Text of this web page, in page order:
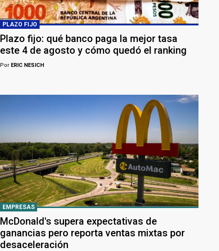
PLAZO FIJO
Plazo fijo: qué banco paga la mejor tasa
este 4 de agosto y cómo quedó el ranking
Por ERIC NESICH
EMPRESAS
McDonald's supera expectativas de
ganancias pero reporta ventas mixtas por
desaceleración